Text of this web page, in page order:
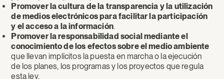
Promover la cultura de la transparencia y la utilización
de medios electrónicos para facilitar la participación
y el acceso a la información.
Promover la responsabilidad social mediante el
conocimiento de los efectos sobre el medio ambiente
que llevan implícitos la puesta en marcha o la ejecución
de los planes, los programas y los proyectos que regula
esta ley.